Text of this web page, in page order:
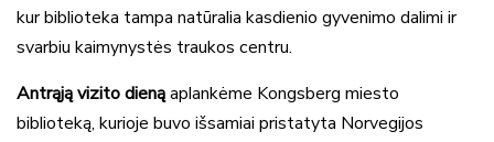
kur biblioteka tampa natūralia kasdienio gyvenimo dalimi ir
svarbiu kaimynystės traukos centru.
Antrąją vizito dienąaplankėme Kongsberg miesto
biblioteką, kurioje buvo išsamiai pristatyta Norvegijos